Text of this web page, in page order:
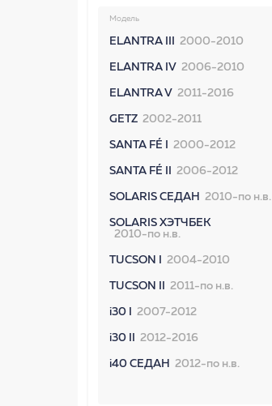
Модель
ELANTRA III 2000-2010
ELANTRA IV 2006-2010
ELANTRA V 2011-2016
GETZ 2002-2011
SANTA FÉ I 2000-2012
SANTA FÉ II 2006-2012
SOLARIS СЕДАН 2010-по н.в.
SOLARIS ХЭТЧБЕК
2010-по н.в.
TUCSON I 2004-2010
TUCSON II 2011-по н.в.
i30 I 2007-2012
i30 II 2012-2016
i40 СЕДАН 2012-по н.в.